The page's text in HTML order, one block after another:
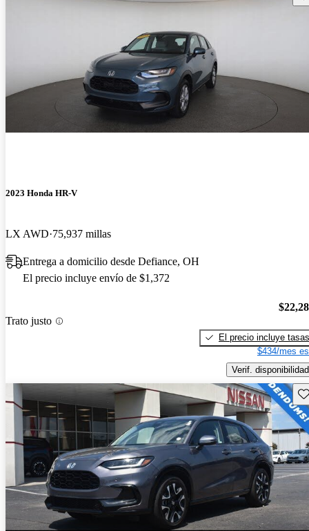
2023 Honda HR-V
LX AWD 75,937 millas
Entrega a domicilio desde Defiance, OH
El precio incluye envío de $1,372
Trato justo
El precio incluye tasas
$434/mes
Verif. disponibilidad